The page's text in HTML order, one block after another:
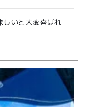
しいと大変喜ばれ